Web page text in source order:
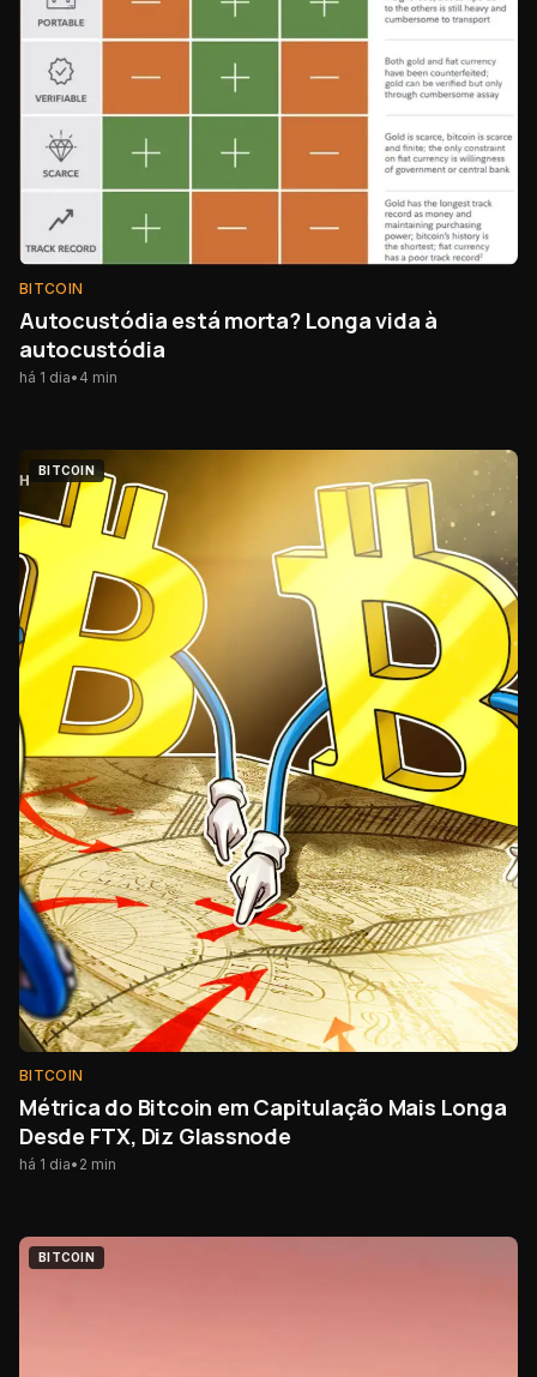
BITCOIN
Autocustódia está morta? Longa vida à
autocustódia
há 1 dia• 4 min
BITCOIN
BITCOIN
Métrica do Bitcoin em Capitulação Mais Longa
Desde FTX, Diz Glassnode
há 1 dia• 2 min
BITCOIN